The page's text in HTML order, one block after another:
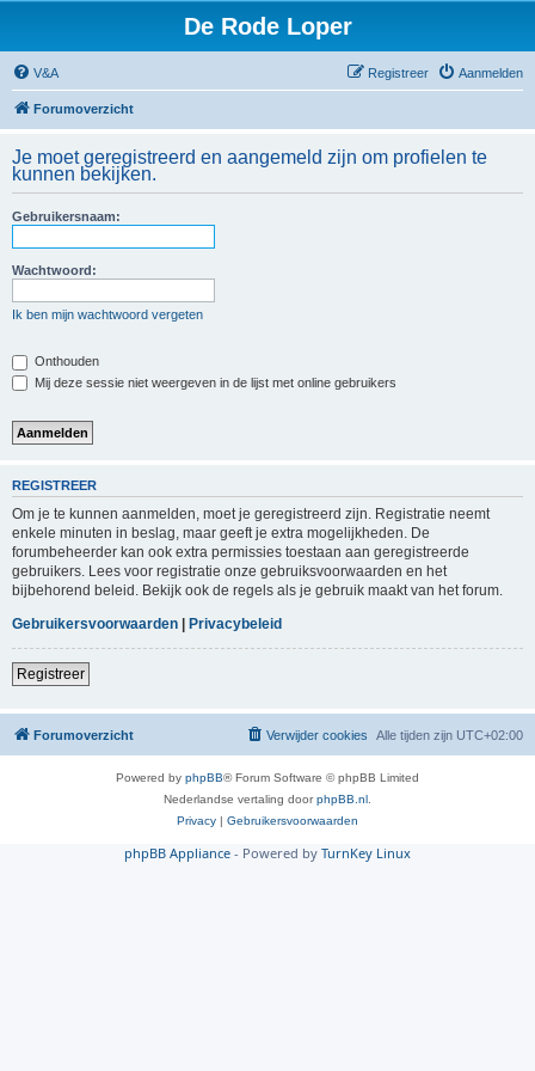
De Rode Loper
V&A Aanmelden
Registreer
Forumoverzicht
Je moet geregistreerd en aangemeld zijn om profielen te
kunnen bekijken.
Gebruikersnaam:
Wachtwoord:
Ik ben mijn wachtwoord vergeten
Onthouden
Mij deze sessie niet weergeven in de lijst met online gebruikers
REGISTREER
Om je te kunnen aanmelden, moet je geregistreerd zijn. Registratie neemt
enkele minuten in beslag, maar geeft je extra mogelijkheden. De
forumbeheerder kan ook extra permissies toestaan aan geregistreerde
gebruikers. Lees voor registratie onze gebruiksvoorwaarden en het
bijbehorend beleid. Bekijk ook de regels als je gebruik maakt van het forum.
Gebruikersvoorwaarden | Privacybeleid
Registreer
Forumoverzicht Alle tijden zijn UTC+02:00
Verwijder cookies
Powered by phpBB® Forum Software © phpBB Limited
Nederlandse vertaling doorphpBB.nl
Privacy | Gebruikersvoorwaarden
phpBB Appliance - Powered by TurnKey Linux